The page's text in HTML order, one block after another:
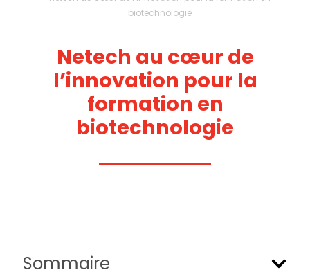
biotechnologie
Netech au cœur de
l’innovation pour la
formation en
biotechnologie
Sommaire